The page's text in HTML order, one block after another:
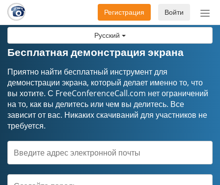
Русский
Войти
Регистрация
Бесплатная демонстрация экрана
Приятно найти бесплатный инструмент для
демонстрации экрана, который делает именно то, что
вы хотите. С FreeConferenceCall.com нет ограничений
на то, как вы делитесь или чем вы делитесь. Все
зависит от вас. Никаких скачиваний для участников не
требуется.